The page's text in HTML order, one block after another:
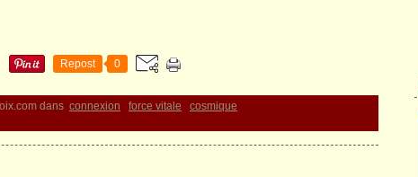
Repost 0
dans connexion force vitale
cosmique